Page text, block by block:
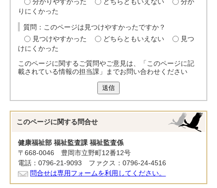
分かりやすかった どちらともいえない
分か
りにくかった
質問：このページは見つけやすかったですか？
見つけやすかった
どちらともいえない
見つ
けにくかった
このページに関するご質問やご意見は、「このページに記
載されている情報の担当課」までお問い合わせください
送信
このページに関する 問合せ
健康福祉部 福祉監査課 福祉監査係
〒668-0046 豊岡市立野町12番12号
電話：0796-21-9093 ファクス：0796-24-4516
問合せは専用フォームを利用してください。